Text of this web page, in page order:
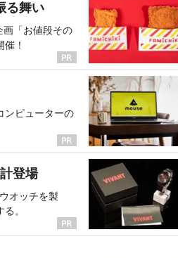
る舞い
画「お値段その
！
ンピューターの
登場
オッチを製
。